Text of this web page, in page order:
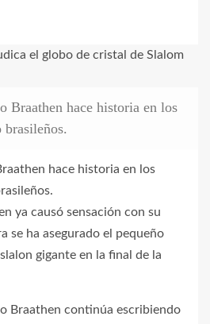
Braathen hace historia en los
hace historia en los
ya causó sensación con su
se ha asegurado el pequeño
gigante en la final de la
Braathen continúa escribiendo